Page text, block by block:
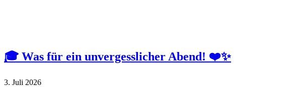
🎓 Was für ein unvergesslicher Abend! ❤️✨
3. Juli 2026